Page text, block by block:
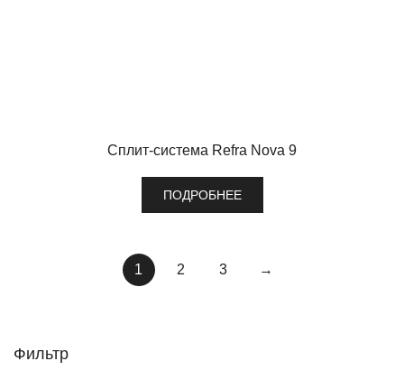
Сплит-система Refra Nova 9
ПОДРОБНЕЕ
1 2 3 →
Фильтр